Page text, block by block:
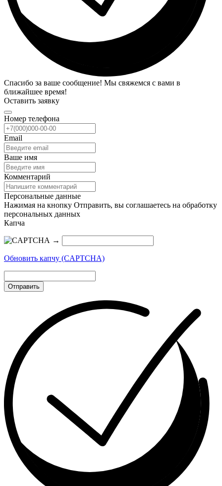
Спасибо за ваше сообщение! Мы свяжемся с вами в
ближайшее время!
Оставить заявку
Номер телефона
Email
Ваше имя
Комментарий
Персональные данные
Нажимая на кнопку Отправить, вы соглашаетесь на обработку
персональных данных
Капча
→
Обновить капчу (CAPTCHA)
Отправить